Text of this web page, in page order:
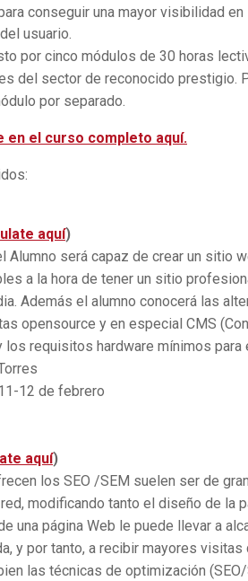
conseguir una mayor visibilidad
usuario.
por cinco módulos de 30 horas
del sector de reconocido prestigio.
por separado.
en el curso completo aquí.
aquí)
Alumno será capaz de crear un sitio
a la hora de tener un sitio
Además el alumno conocerá las
opensource y en especial CMS
requisitos hardware mínimos para
12 de febrero
aquí)
los SEO /SEM suelen ser de
modificando tanto el diseño de la
una página Web le puede llevar a
y por tanto, a recibir mayores
las técnicas de optimización